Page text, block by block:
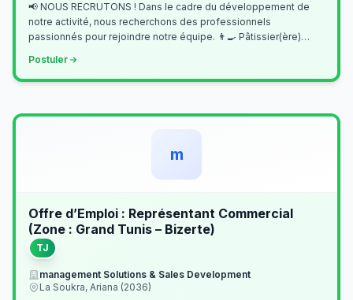
📢 NOUS RECRUTONS ! Dans le cadre du développement de
notre activité, nous recherchons des professionnels
passionnés pour rejoindre notre équipe. 👨‍🍳 Pâtissier(ère)
Postuler
m
Offre d’Emploi : Représentant Commercial
(Zone : Grand Tunis – Bizerte)
TJ
management Solutions & Sales Development
La Soukra, Ariana (2036)